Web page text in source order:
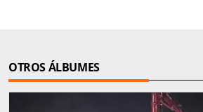
OTROS ÁLBUMES